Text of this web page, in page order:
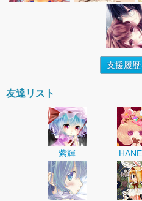
支援履
友達リスト
紫輝